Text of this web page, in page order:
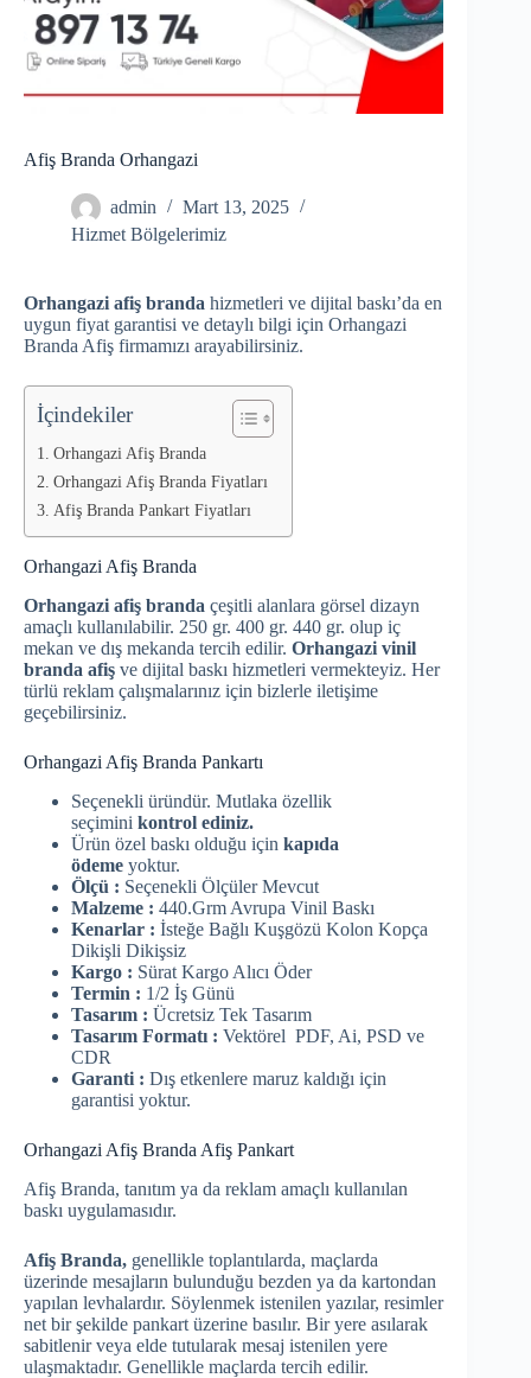
Afiş Branda Orhangazi
admin
Mart 13, 2025
Hizmet Bölgelerimiz
Orhangazi afiş branda hizmetleri ve dijital baskı’da en
uygun fiyat garantisi ve detaylı bilgi için Orhangazi
Branda Afiş firmamızı arayabilirsiniz.
İçindekiler
Orhangazi Afiş Branda
Orhangazi Afiş Branda Fiyatları
Afiş Branda Pankart Fiyatları
Orhangazi Afiş Branda
Orhangazi afiş branda çeşitli alanlara görsel dizayn
amaçlı kullanılabilir. 250 gr. 400 gr. 440 gr. olup iç
mekan ve dış mekanda tercih edilir. Orhangazi vinil
branda afiş ve dijital baskı hizmetleri vermekteyiz. Her
türlü reklam çalışmalarınız için bizlerle iletişime
geçebilirsiniz.
Orhangazi Afiş Branda Pankartı
Seçenekli üründür. Mutlaka özellik
seçimini kontrol ediniz.
Ürün özel baskı olduğu için kapıda
ödeme yoktur.
Ölçü : Seçenekli Ölçüler Mevcut
Malzeme : 440.Grm Avrupa Vinil Baskı
Kenarlar : İsteğe Bağlı Kuşgözü Kolon Kopça
Dikişli Dikişsiz
Kargo : Sürat Kargo Alıcı Öder
Termin : 1/2 İş Günü
Tasarım : Ücretsiz Tek Tasarım
Tasarım Formatı : Vektörel PDF, Ai, PSD ve
CDR
Garanti : Dış etkenlere maruz kaldığı için
garantisi yoktur.
Orhangazi Afiş Branda Afiş Pankart
Afiş Branda, tanıtım ya da reklam amaçlı kullanılan
baskı uygulamasıdır.
Afiş Branda, genellikle toplantılarda, maçlarda
üzerinde mesajların bulunduğu bezden ya da kartondan
yapılan levhalardır. Söylenmek istenilen yazılar, resimler
net bir şekilde pankart üzerine basılır. Bir yere asılarak
sabitlenir veya elde tutularak mesaj istenilen yere
ulaşmaktadır. Genellikle maçlarda tercih edilir.